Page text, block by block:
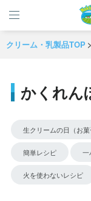
クリーム・乳製品TOP
かくれん
生クリームの日（お菓
簡単レシピ 一
火を使わないレシピ